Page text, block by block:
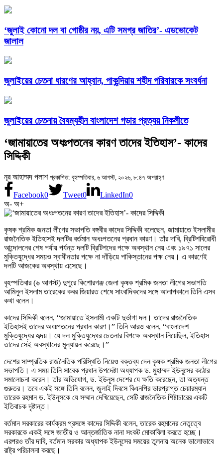
‘জুলাই কোনো দল বা গোষ্ঠীর নয়, এটি সমগ্র জাতির’- এডভোকেট
জালাল
জুলাইয়ের চেতনা ধারণের আহ্বান, পাকুন্দিয়ায় শহীদ পরিবারকে সংবর্ধনা
জুলাইয়ের চেতনায় বৈষম্যহীন বাংলাদেশ গড়ার প্রত্যয় নিকলীতে
‘জামায়াতের অধঃপতনের কারণ তাদের ইতিহাস’- কাদের
সিদ্দিকী
নূর আহাম্মদ পলাশ প্রকাশিত: বৃহস্পতিবার, ৬ আগস্ট, ২০২৬, ৮:৪৭ অপরাহ্ণ
Facebook0 Tweet0 LinkedIn0
অ- অ+
কৃষক শ্রমিক জনতা লীগের সভাপতি বঙ্গবীর কাদের সিদ্দিকী বলেছেন, জামায়াতে ইসলামীর
রাজনৈতিক ইতিহাসই দলটির বর্তমান অধঃপতনের প্রধান কারণ। তাঁর দাবি, ব্রিটিশবিরোধী
আন্দোলনের শেষ পর্যায় পর্যন্ত দলটি ব্রিটিশদের পক্ষে অবস্থান নেয় এবং ১৯৭১ সালের
মুক্তিযুদ্ধের সময়ও স্বাধীনতার পক্ষে না দাঁড়িয়ে পাকিস্তানের পক্ষ নেয়। এ কারণেই
দলটি আজকের অবস্থায় এসেছে।
বৃহস্পতিবার (৬ আগস্ট) দুপুরে কিশোরগঞ্জ জেলা কৃষক শ্রমিক জনতা লীগের সভাপতি
আমিনুল ইসলাম তারেকের কবর জিয়ারত শেষে সাংবাদিকদের সঙ্গে আলাপকালে তিনি এসব
কথা বলেন।
কাদের সিদ্দিকী বলেন, “জামায়াতে ইসলামী একটি দুর্ভাগা দল। তাদের রাজনৈতিক
ইতিহাসই তাদের অধঃপতনের প্রধান কারণ।” তিনি আরও বলেন, “বাংলাদেশ
মুক্তিযুদ্ধের হৃদয়। যে দল মুক্তিযুদ্ধের চেতনার বিপক্ষে অবস্থান নিয়েছিল, ইতিহাস
তাদের সেই অবস্থানের মূল্যায়ন করেছে।”
দেশের সাম্প্রতিক রাজনৈতিক পরিস্থিতি নিয়েও বক্তব্য দেন কৃষক শ্রমিক জনতা লীগের
সভাপতি। এ সময় তিনি সাবেক প্রধান উপদেষ্টা অধ্যাপক ড. মুহাম্মদ ইউনূসের কঠোর
সমালোচনা করেন। তাঁর অভিযোগ, ড. ইউনূস দেশের যে ক্ষতি করেছেন, তা অত্যন্ত
গুরুতর। তবে একই সঙ্গে তিনি বলেন, জুলাই দিবসে বিএনপির ভারপ্রাপ্ত চেয়ারম্যান
তারেক রহমান ড. ইউনূসকে যে সম্মান দেখিয়েছেন, সেটি রাজনৈতিক শিষ্টাচারের একটি
ইতিবাচক দৃষ্টান্ত।
বর্তমান সরকারের কার্যক্রম প্রসঙ্গে কাদের সিদ্দিকী বলেন, তারেক রহমানের নেতৃত্বে
সরকারকে একই সঙ্গে জাতীয় ও আন্তর্জাতিক নানা সংকট মোকাবিলা করতে হচ্ছে।
এরপরও তাঁর দাবি, বর্তমান সরকার অধ্যাপক ইউনূসের সময়ের তুলনায় অনেক ভালোভাবে
রাষ্ট্র পরিচালনা করছে।